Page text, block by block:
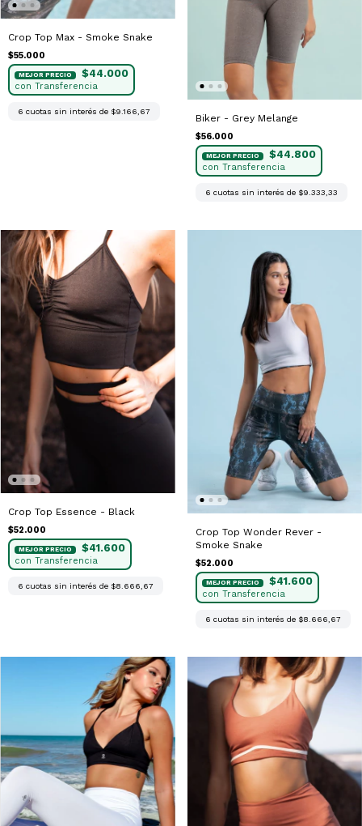
Crop Top Max - Smoke Snake
$55.000
$44.000
6 cuotas sin interés de $9.166,67
Biker - Grey Melange
$56.000
$44.800
6 cuotas sin interés de $9.333,33
Crop Top Essence - Black
$52.000
$41.600
6 cuotas sin interés de $8.666,67
Crop Top Wonder Rever -
Smoke Snake
$52.000
$41.600
6 cuotas sin interés de $8.666,67